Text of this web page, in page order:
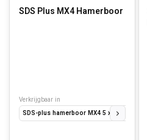
SDS Plus MX4 Hamerboor
Verkrijgbaar in
SDS-plus hamerboor MX4 5 x 110 x 50 mm